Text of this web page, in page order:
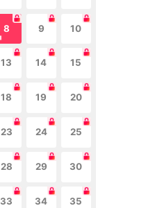
8 9 10
13 14 15
18 19 20
23 24 25
28 29 30
33 34 35